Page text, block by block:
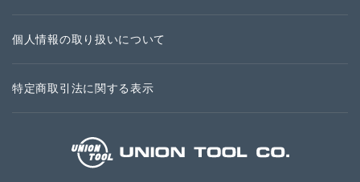
個人情報の取り扱いについて
特定商取引法に関する表示